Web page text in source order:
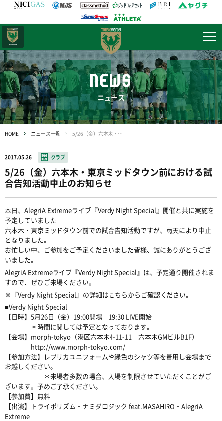
NEWS
ニュース
HOME ニュース一覧 5/26（金）六本木・東京ミッドタウン前における試合告知活動中止のお知らせ
2017.05.26 クラブ
5/26（金）六本木・東京ミッドタウン前における試
合告知活動中止のお知らせ
本日、AlegriA Extremeライブ『Verdy Night Special』開催と共に実施を
予定していました
六本木・東京ミッドタウン前での試合告知活動ですが、雨天により中止
となりました。
お忙しい中、ご参加をご予定くださいました皆様、誠にありがとうござ
いました。
AlegriA Extremeライブ『Verdy Night Special』は、予定通り開催されま
すので、ぜひご来場ください。
※『Verdy Night Special』の詳細はこちらからご確認ください。
■Verdy Night Special
【日時】5月26日（金）19:00開場 19:30 LIVE開始
＊時間に関しては予定となっております。
【会場】morph-tokyo（港区六本木4-11-11 六本木GMビルB1F）
http://www.morph-tokyo.com/
【参加方法】レプリカユニフォームや緑色のシャツ等を着用し会場まで
お越しください。
＊来場者多数の場合、入場を制限させていただくことがご
ざいます。予めご了承ください。
【参加費】無料
【出演】トライポリズム・ナミダロジック feat.MASAHIRO・AlegriA
Extreme